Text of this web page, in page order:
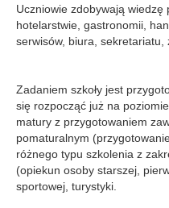
Uczniowie zdobywają wiedzę
hotelarstwie, gastronomii,
serwisów, biura, sekretariatu,
Zadaniem szkoły jest
się rozpocząć już na
matury z przygotowaniem
pomaturalnym
różnego typu szkolenia z
(opiekun osoby starszej,
sportowej, turystyki.